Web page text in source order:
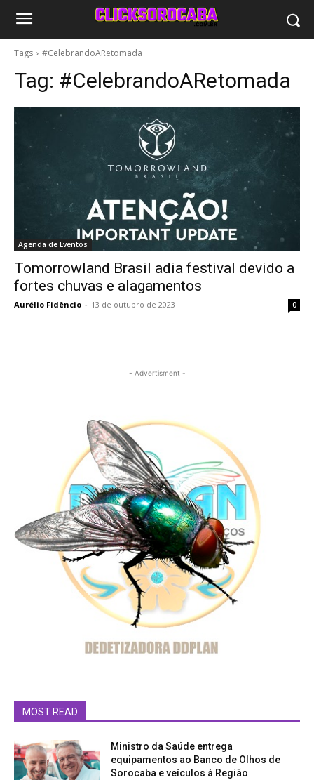
Tags #CelebrandoARetomada
Tag: #CelebrandoARetomada
Agenda de Eventos
Tomorrowland Brasil adia festival devido a
fortes chuvas e alagamentos
Aurélio Fidêncio - 13 de outubro de 2023 0
- Advertisment -
MOST READ
Ministro da Saúde entrega
equipamentos ao Banco de Olhos de
Sorocaba e veículos à Região